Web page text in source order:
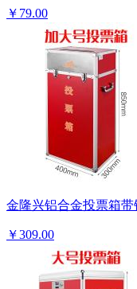
￥79.00
金隆兴铝合金投票箱带
￥309.00